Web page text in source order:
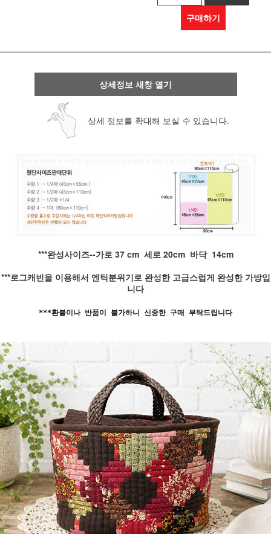
구매하기
상세정보 새창 열기
상세 정보를 확대해 보실 수 있습니다.
***완성사이즈--가로 37 cm 세로 20cm 바닥 14cm
***로그캐빈을 이용해서 엔틱분위기로 완성한 고급스럽게 완성한 가방입
니다
***환불이나 반품이 불가하니 신중한 구매 부탁드립니다